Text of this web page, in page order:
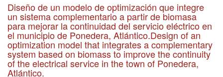
Diseño de un modelo de optimización que integre
un sistema complementario a partir de biomasa
para mejorar la continuidad del servicio eléctrico en
el municipio de Ponedera, Atlántico.Design of an
optimization model that integrates a complementary
system based on biomass to improve the continuity
of the electrical service in the town of Ponedera,
Atlántico.